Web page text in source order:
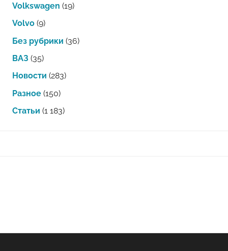
Volkswagen (19)
Volvo (9)
Без рубрики (36)
ВАЗ (35)
Новости (283)
Разное (150)
Статьи (1 183)